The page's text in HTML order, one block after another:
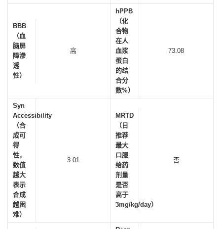
BBB
（血
脑屏
障渗
透
性）
高
hPPB
（化
合物
在人
血浆
蛋白
的结
合分
数%）
73.08
Syn
Accessibility
（合
成可
得
性，
数值
越大
表示
合成
越困
难）
3.01
MRTD
（日
推荐
最大
口服
给药
剂量
是否
高于
3mg/kg/day）
否